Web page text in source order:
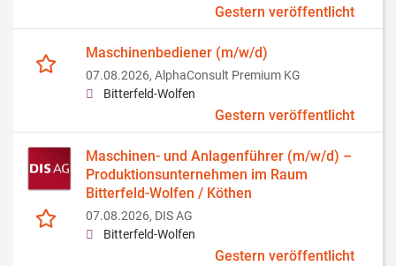
Gestern veröffentlicht
Maschinenbediener (m/w/d)
07.08.2026, AlphaConsult Premium KG
Bitterfeld-Wolfen
Gestern veröffentlicht
Maschinen- und Anlagenführer (m/w/d) –
Produktionsunternehmen im Raum
Bitterfeld-Wolfen / Köthen
07.08.2026, DIS AG
Bitterfeld-Wolfen
Gestern veröffentlicht